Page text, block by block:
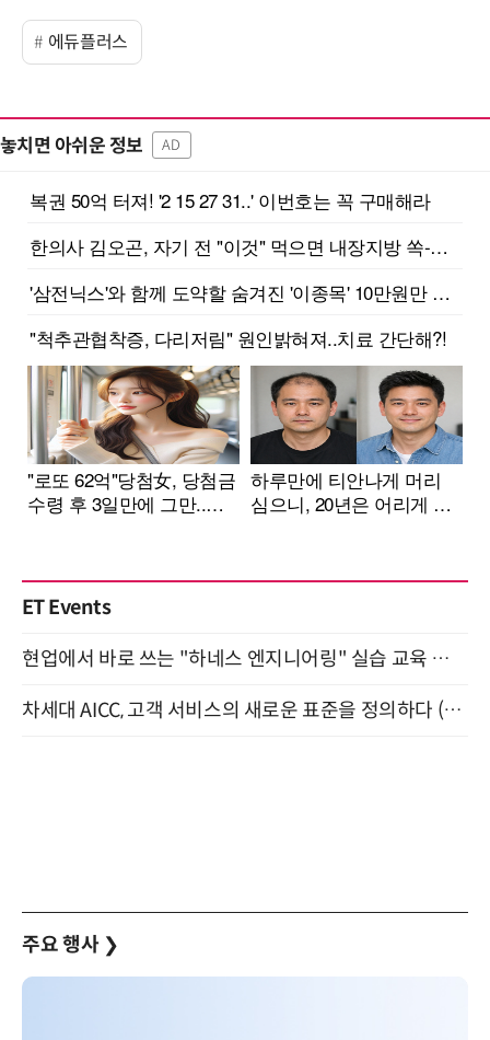
에듀플러스
놓치면 아쉬운 정보 AD
ET Events
현업에서 바로 쓰는 "하네스 엔지니어링" 실습 교육 워크숍 8월 20일 개최
차세대 AICC, 고객 서비스의 새로운 표준을 정의하다 (9/9)
주요 행사 ❯